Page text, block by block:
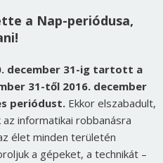
a Nap-periódusa,
december 31-ig tartott a
31-től 2016. december
periódust.Ekkor elszabadult,
informatikai robbanásra
élet minden területén
a gépeket, a technikát –